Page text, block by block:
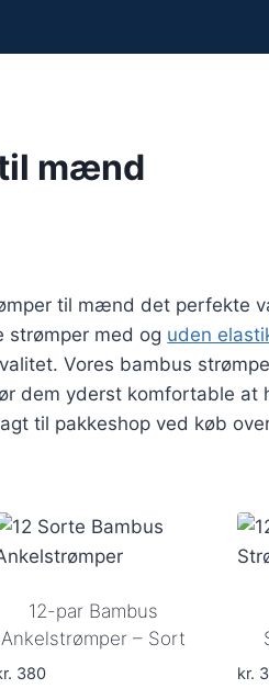
mænd
til mænd det perfekte
strømper med og uden
Vores bambus
dem yderst komfortable at
til pakkeshop ved køb
12-par Bambus
Ankelstrømper – Sort
380 kr.